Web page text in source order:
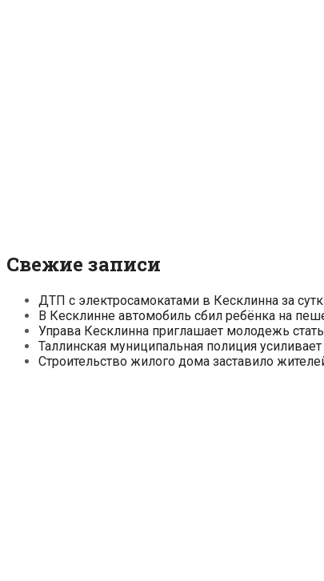
Свежие записи
ДТП с электросамокатами в Кесклинна за
В Кесклинне автомобиль сбил ребёнка на
Управа Кесклинна приглашает молодежь
Таллинская муниципальная полиция
Строительство жилого дома заставило